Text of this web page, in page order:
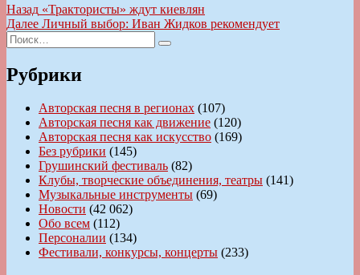
Навигация
по
записям
Назад Предыдущая
запись:
«Трактористы» ждут киевлян
Далее Следующая
Личный выбор: Иван Жидков рекомендует
Искать:
Поиск
Рубрики
Авторская песня в регионах (107)
Авторская песня как движение (120)
Авторская песня как искусство (169)
Без рубрики (145)
Грушинский фестиваль (82)
Клубы, творческие объединения, театры (141)
Музыкальные инструменты (69)
Новости (42 062)
Обо всем (112)
Персоналии (134)
Фестивали, конкурсы, концерты (233)